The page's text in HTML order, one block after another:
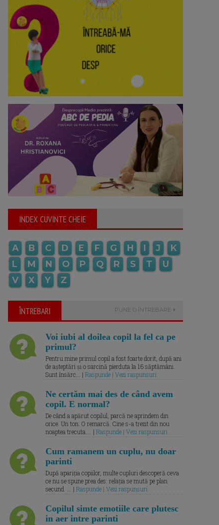
INDEX CUVINTE CHEIE
A B C D E F G H I J
K
L
M N O P Q R S T
U
V
X Y Z
ÎNTREBARI PUNE O ÎNTREBARE
Voi iubi al doilea copil la fel ca pe
primul?
Pentru mine primul copil a fost foarte dorit, după ani
de așteptări și o sarcină pierduta la 16 săptămâni.
Sunt însărc... | Raspunde | Vezi raspunsuri
Ne certăm mai des de când avem
copil. E normal?
De când a apărut copilul, parcă ne aprindem din
orice. Un ton. O remarcă. Cine s-a trezit din nou
noaptea trecuta.... | Raspunde | Vezi raspunsuri
Cum ramanem un cuplu, nu doar
parinti
După apariția copiilor, multe cupluri descoperă ceva
ce nu se spune prea des: relația se mută pe plan
secund. ... | Raspunde | Vezi raspunsuri
Copilul simte emotiile care plutesc
in aer intre parinti